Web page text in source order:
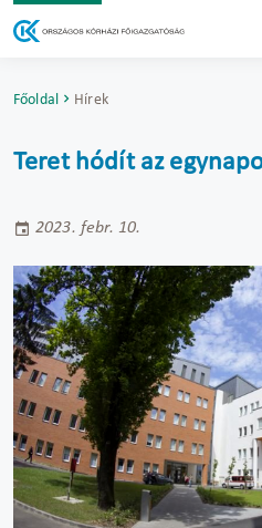
Főoldal Hírek
Teret hódít az
2023. febr. 10.